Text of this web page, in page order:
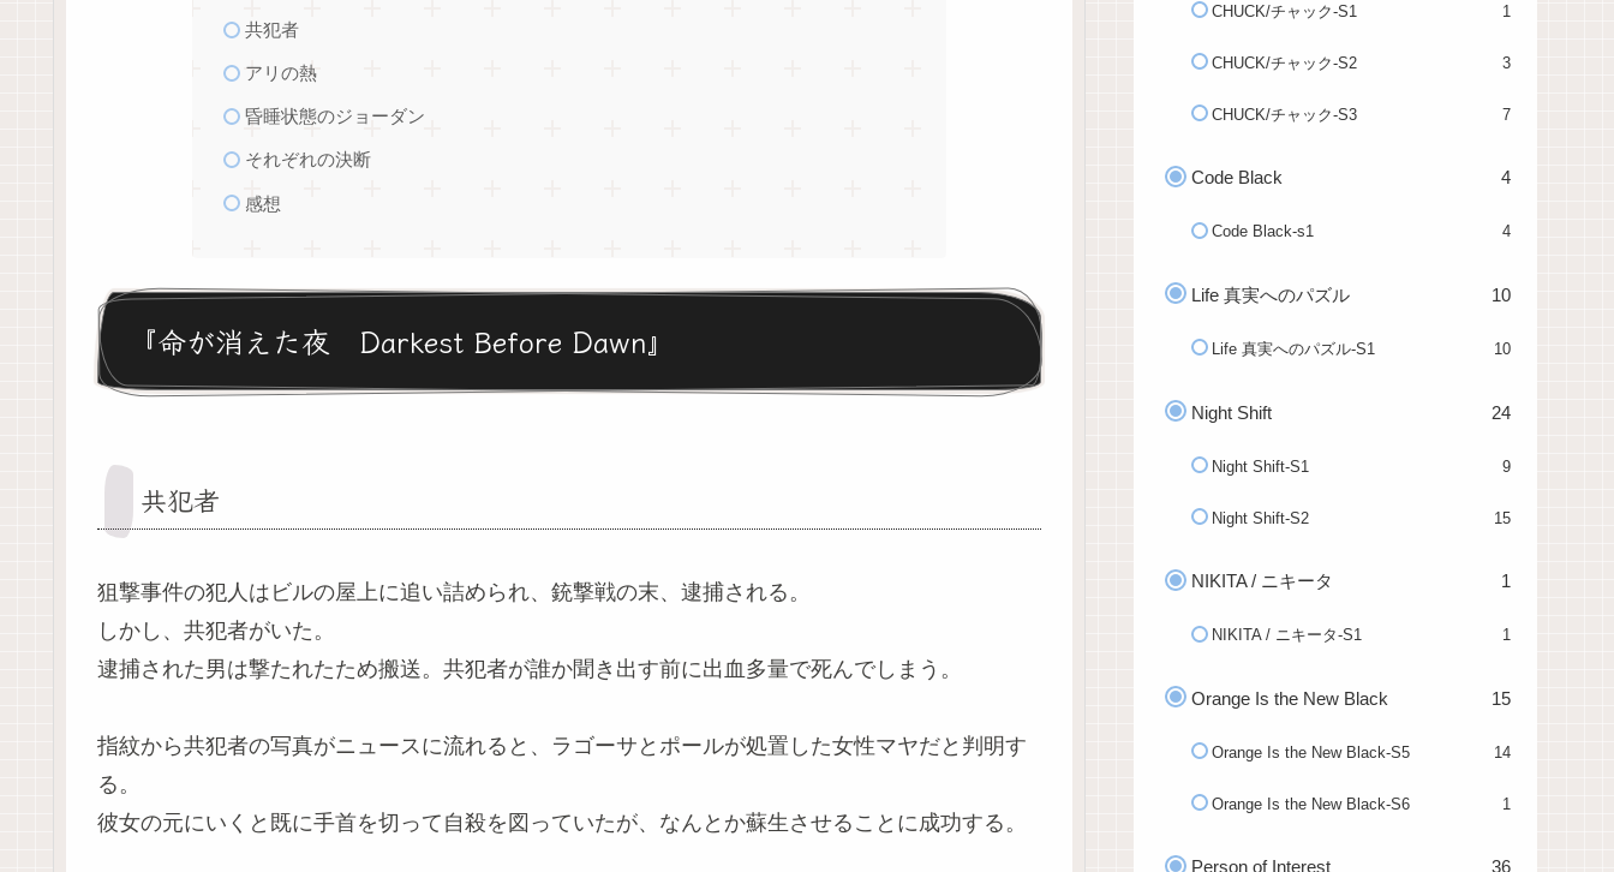
共犯者
アリの熱
昏睡状態のジョーダン
それぞれの決断
感想
『命が消えた夜 Darkest Before Dawn』
共犯者
狙撃事件の犯人はビルの屋上に追い詰められ、銃撃戦の末、逮捕される。
しかし、共犯者がいた。
逮捕された男は撃たれたため搬送。共犯者が誰か聞き出す前に出血多量で死んでしまう。
指紋から共犯者の写真がニュースに流れると、ラゴーサとポールが処置した女性マヤだと判明す
る。
彼女の元にいくと既に手首を切って自殺を図っていたが、なんとか蘇生させることに成功する。
CHUCK/チャック-S1 1
CHUCK/チャック-S2 3
CHUCK/チャック-S3 7
Code Black 4
Code Black-s1 4
Life 真実へのパズル 10
Life 真実へのパズル-S1 10
Night Shift 24
Night Shift-S1 9
Night Shift-S2 15
NIKITA / ニキータ 1
NIKITA / ニキータ-S1 1
Orange Is the New Black 15
Orange Is the New Black-S5 14
Orange Is the New Black-S6 1
Person of Interest 36